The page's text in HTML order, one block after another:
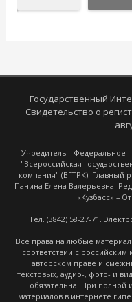
Государственный
Свидетельство о
Учредитель - Федеральное
"Всероссийская
компания" (ВГТРК). Главный
Панина Елена Валерьевна.
«Кузбасс» –
Тел. (3842) 58-27-71.
Все права на любые
соответствии с
авторском праве и
текстовых, аудио-, фото- и
обязательна. При полной
материалов в интернете